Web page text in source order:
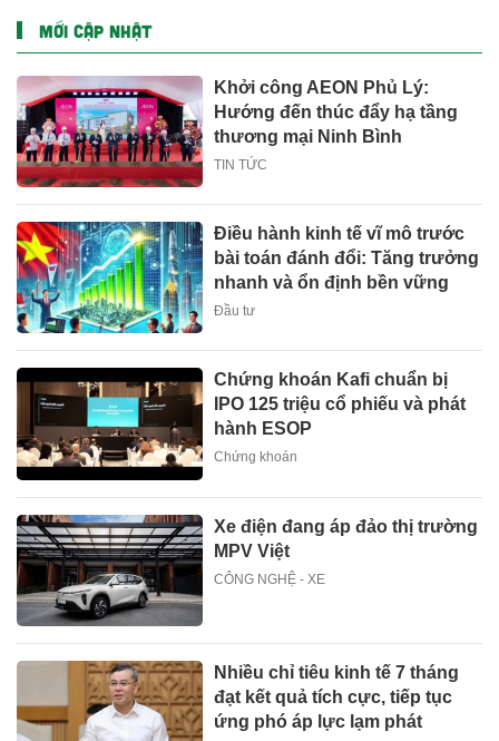
MỚI CẬP NHẬT
Khởi công AEON Phủ Lý:
Hướng đến thúc đẩy hạ tầng
thương mại Ninh Bình
TIN TỨC
Điều hành kinh tế vĩ mô trước
bài toán đánh đổi: Tăng trưởng
nhanh và ổn định bền vững
Đầu tư
Chứng khoán Kafi chuẩn bị
IPO 125 triệu cổ phiếu và phát
hành ESOP
Chứng khoán
Xe điện đang áp đảo thị trường
MPV Việt
CÔNG NGHỆ - XE
Nhiều chỉ tiêu kinh tế 7 tháng
đạt kết quả tích cực, tiếp tục
ứng phó áp lực lạm phát